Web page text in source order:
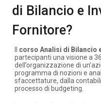
di Bilancio e
Fornitore?
corso Analisi di Bilancio
partecipanti una visione a
dell’organizzazione di
programma di nozioni e
sfaccettature, dalla
processo di budgeting.